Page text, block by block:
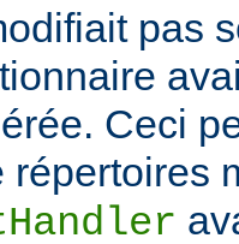
pas
Ceci
répertoires